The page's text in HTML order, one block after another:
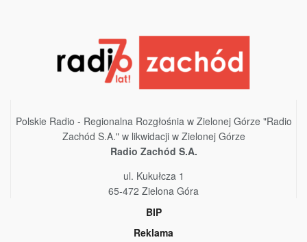
Polskie Radio - Regionalna Rozgłośnia w Zielonej Górze "Radio
Zachód S.A." w likwidacji w Zielonej Górze
Radio Zachód S.A.
ul. Kukułcza 1
65-472 Zielona Góra
BIP
Reklama